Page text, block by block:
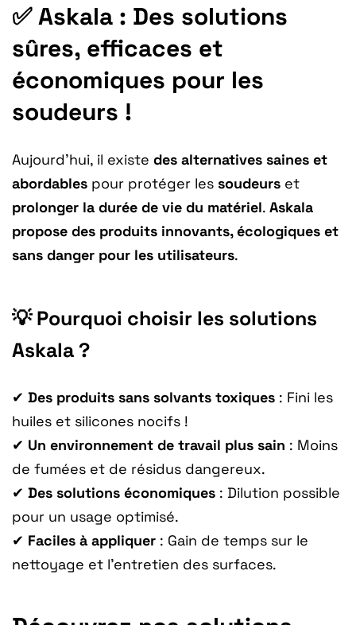
✅ Askala : Des solutions
sûres, efficaces et
économiques pour les
soudeurs !
Aujourd’hui, il existe des alternatives saines et
abordables pour protéger les soudeurs et
prolonger la durée de vie du matériel. Askala
propose des produits innovants, écologiques et
sans danger pour les utilisateurs.
💡 Pourquoi choisir les solutions
Askala ?
✔ Des produits sans solvants toxiques : Fini les
huiles et silicones nocifs !
✔ Un environnement de travail plus sain : Moins
de fumées et de résidus dangereux.
✔ Des solutions économiques : Dilution possible
pour un usage optimisé.
✔ Faciles à appliquer : Gain de temps sur le
nettoyage et l’entretien des surfaces.